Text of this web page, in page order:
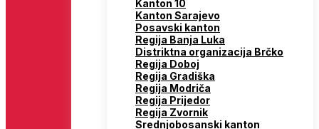
Kanton 10
Kanton Sarajevo
Posavski kanton
Regija Banja Luka
Distriktna organizacija Brčko
Regija Doboj
Regija Gradiška
Regija Modriča
Regija Prijedor
Regija Zvornik
Srednjobosanski kanton